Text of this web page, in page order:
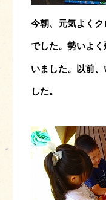
今朝、元気よく
でした。 勢いよく
いました。以前
した。